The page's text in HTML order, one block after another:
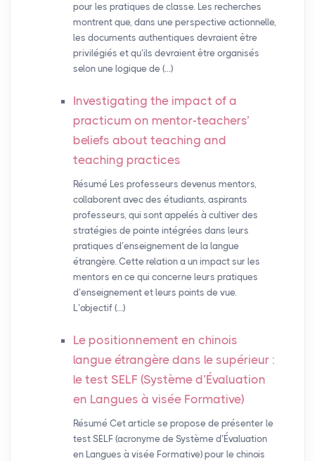
pour les pratiques de classe. Les recherches
montrent que, dans une perspective actionnelle,
les documents authentiques devraient être
privilégiés et qu’ils devraient être organisés
selon une logique de (…)
Investigating the impact of a
practicum on mentor-teachers’
beliefs about teaching and
teaching practices
Résumé Les professeurs devenus mentors,
collaborent avec des étudiants, aspirants
professeurs, qui sont appelés à cultiver des
stratégies de pointe intégrées dans leurs
pratiques d’enseignement de la langue
étrangère. Cette relation a un impact sur les
mentors en ce qui concerne leurs pratiques
d’enseignement et leurs points de vue.
L’objectif (…)
Le positionnement en chinois
langue étrangère dans le supérieur :
le test SELF (Système d’Évaluation
en Langues à visée Formative)
Résumé Cet article se propose de présenter le
test SELF (acronyme de Système d’Évaluation
en Langues à visée Formative) pour le chinois